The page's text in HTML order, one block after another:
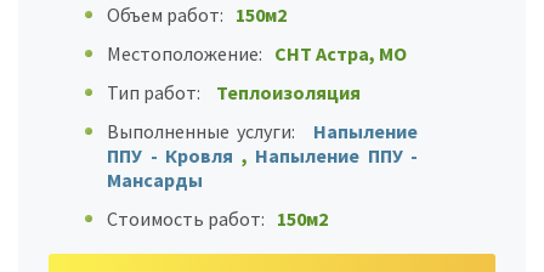
Объем работ: 150м2
Местоположение: СНТ Астра, МО
Тип работ:
Теплоизоляция
Выполненные услуги:
Напыление
ППУ - Кровля , Напыление ППУ -
Мансарды
Стоимость работ: 150м2